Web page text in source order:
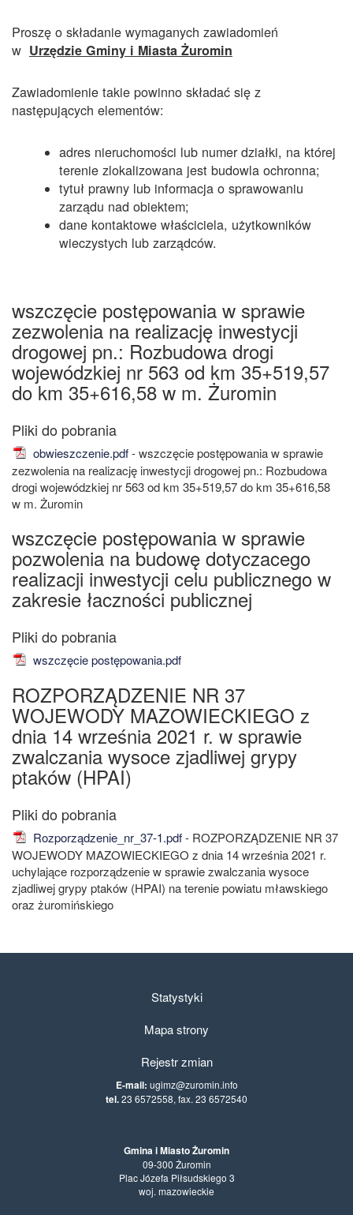
Proszę o składanie wymaganych zawiadomień
w Urzędzie Gminy i Miasta Żuromin
Zawiadomienie takie powinno składać się z
następujących elementów:
adres nieruchomości lub numer działki, na której
terenie zlokalizowana jest budowla ochronna;
tytuł prawny lub informacja o sprawowaniu
zarządu nad obiektem;
dane kontaktowe właściciela, użytkowników
wieczystych lub zarządców.
wszczęcie postępowania w sprawie
zezwolenia na realizację inwestycji
drogowej pn.: Rozbudowa drogi
wojewódzkiej nr 563 od km 35+519,57
do km 35+616,58 w m. Żuromin
obwieszczenie.pdf- wszczęcie postępowania w sprawie
zezwolenia na realizację inwestycji drogowej pn.: Rozbudowa
drogi wojewódzkiej nr 563 od km 35+519,57 do km 35+616,58
w m. Żuromin
wszczęcie postępowania w sprawie
pozwolenia na budowę dotyczacego
realizacji inwestycji celu publicznego w
zakresie łaczności publicznej
wszczęcie postępowania.pdf
ROZPORZĄDZENIE NR 37
WOJEWODY MAZOWIECKIEGO z
dnia 14 września 2021 r. w sprawie
zwalczania wysoce zjadliwej grypy
ptaków (HPAI)
Rozporządzenie_nr_37-1.pdf- ROZPORZĄDZENIE NR 37
WOJEWODY MAZOWIECKIEGO z dnia 14 września 2021 r.
uchylające rozporządzenie w sprawie zwalczania wysoce
zjadliwej grypy ptaków (HPAI) na terenie powiatu mławskiego
oraz żuromińskiego
Statystyki
Mapa strony
Rejestr zmian
E-mail: ugimz@zuromin.info
tel.23 6572558, fax. 23 6572540
Gmina i Miasto Żuromin
09-300 Żuromin
Plac Józefa Piłsudskiego 3
woj. mazowieckie